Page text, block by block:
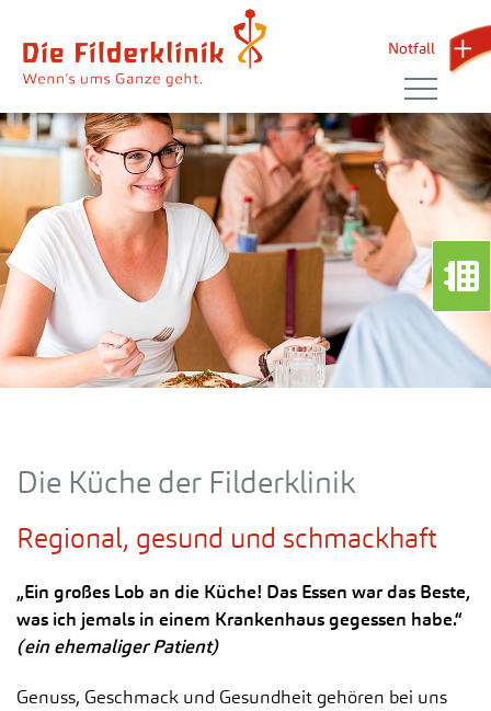
Notfall
Die Küche der Filderklinik
Regional, gesund und schmackhaft
„Ein großes Lob an die Küche! Das Essen war das Beste,
was ich jemals in einem Krankenhaus gegessen habe.“
(ein ehemaliger Patient)
Genuss, Geschmack und Gesundheit gehören bei uns